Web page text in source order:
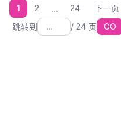
1 2 ... 24
下一页
跳转到
/ 24页 GO